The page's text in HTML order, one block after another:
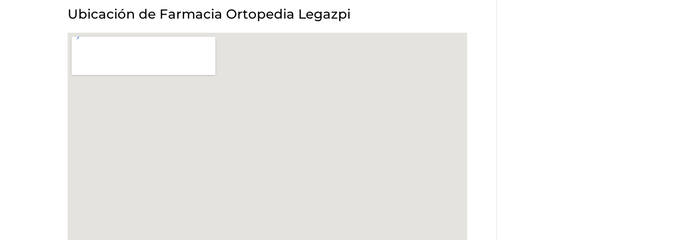
Ubicación de Farmacia Ortopedia Legazpi